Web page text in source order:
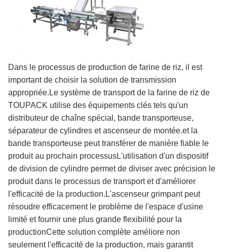
Dans le processus de production de farine de riz, il est
important de choisir la solution de transmission
appropriée.Le système de transport de la farine de riz de
TOUPACK utilise des équipements clés tels qu'un
distributeur de chaîne spécial, bande transporteuse,
séparateur de cylindres et ascenseur de montée.et la
bande transporteuse peut transférer de manière fiable le
produit au prochain processusL'utilisation d'un dispositif
de division de cylindre permet de diviser avec précision le
produit dans le processus de transport et d'améliorer
l'efficacité de la production.L'ascenseur grimpant peut
résoudre efficacement le problème de l'espace d'usine
limité et fournir une plus grande flexibilité pour la
productionCette solution complète améliore non
seulement l'efficacité de la production, mais garantit